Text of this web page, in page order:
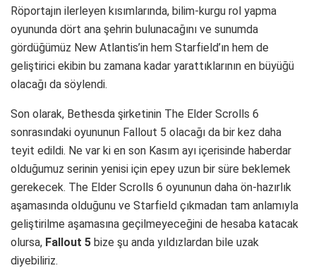
Röportajın ilerleyen kısımlarında, bilim-kurgu rol yapma
oyununda dört ana şehrin bulunacağını ve sunumda
gördüğümüz New Atlantis’in hem Starfield’ın hem de
geliştirici ekibin bu zamana kadar yarattıklarının en büyüğü
olacağı da söylendi.
Son olarak, Bethesda şirketinin The Elder Scrolls 6
sonrasındaki oyununun Fallout 5 olacağı da bir kez daha
teyit edildi. Ne var ki en son Kasım ayı içerisinde haberdar
olduğumuz serinin yenisi için epey uzun bir süre beklemek
gerekecek. The Elder Scrolls 6 oyununun daha ön-hazırlık
aşamasında olduğunu ve Starfield çıkmadan tam anlamıyla
geliştirilme aşamasına geçilmeyeceğini de hesaba katacak
olursa, Fallout 5 bize şu anda yıldızlardan bile uzak
diyebiliriz.